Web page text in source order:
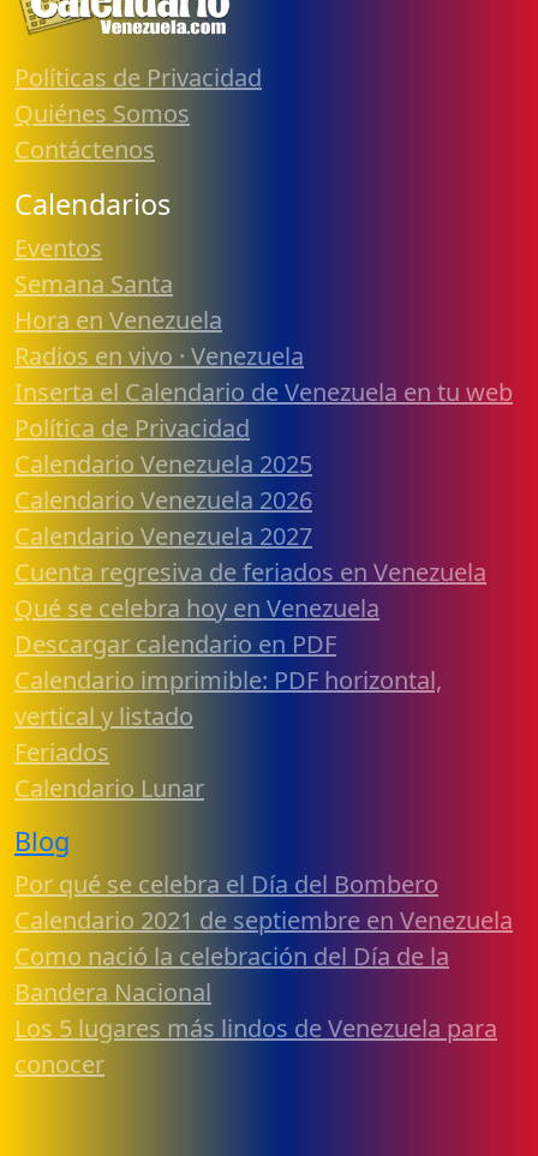
Políticas de Privacidad
Quiénes Somos
Contáctenos
Calendarios
Eventos
Semana Santa
Hora en Venezuela
Radios en vivo · Venezuela
Inserta el Calendario de Venezuela en tu web
Política de Privacidad
Calendario Venezuela 2025
Calendario Venezuela 2026
Calendario Venezuela 2027
Cuenta regresiva de feriados en Venezuela
Qué se celebra hoy en Venezuela
Descargar calendario en PDF
Calendario imprimible: PDF horizontal,
vertical y listado
Feriados
Calendario Lunar
Blog
Por qué se celebra el Día del Bombero
Calendario 2021 de septiembre en Venezuela
Como nació la celebración del Día de la
Bandera Nacional
Los 5 lugares más lindos de Venezuela para
conocer